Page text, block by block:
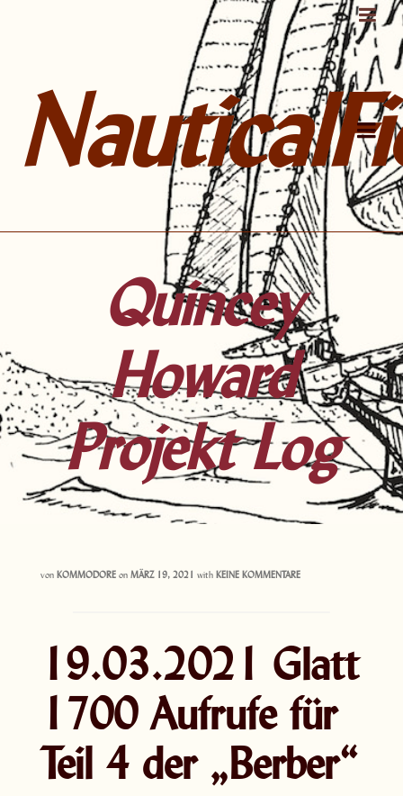
Quincey
Howard
Projekt Log
von KOMMODORE on MÄRZ 19, 2021 with KEINE KOMMENTARE
19.03.2021 Glatt
1700 Aufrufe für
Teil 4 der „Berber“